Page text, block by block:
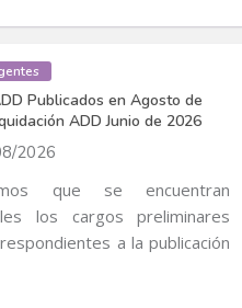
Publicados en Agosto de
ADD Junio de 2026
2026
que se encuentran
los cargos preliminares
a la publicación